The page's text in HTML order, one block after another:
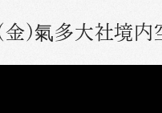
)氣多大社境内